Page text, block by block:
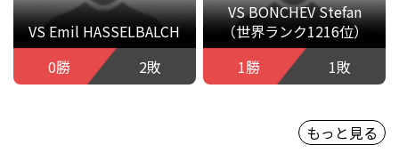
VS Emil HASSELBALCH
0勝
2敗
VS BONCHEV Stefan
（世界ランク1216位）
1勝
1敗
もっと見る